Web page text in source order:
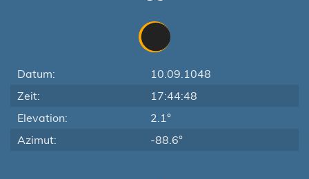
Datum:
10.09.1048
Zeit:
17:44:48
Elevation:
2.1°
Azimut:
-88.6°